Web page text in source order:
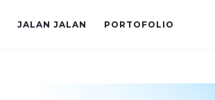
JALAN JALAN PORTOFOLIO